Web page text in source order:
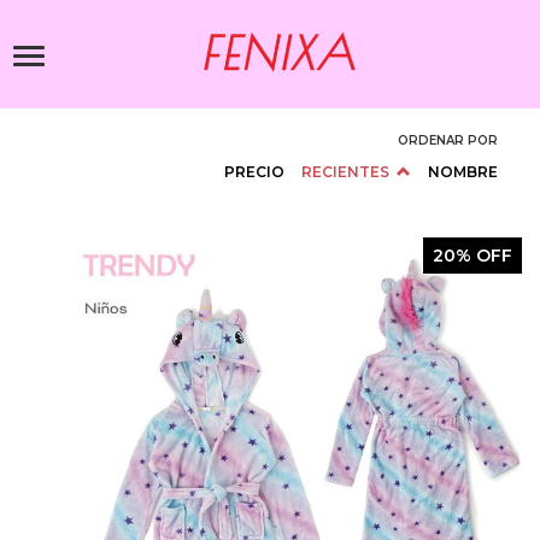
contenido
Toggle
ORDENAR POR
PRECIO RECIENTES NOMBRE
20% OFF